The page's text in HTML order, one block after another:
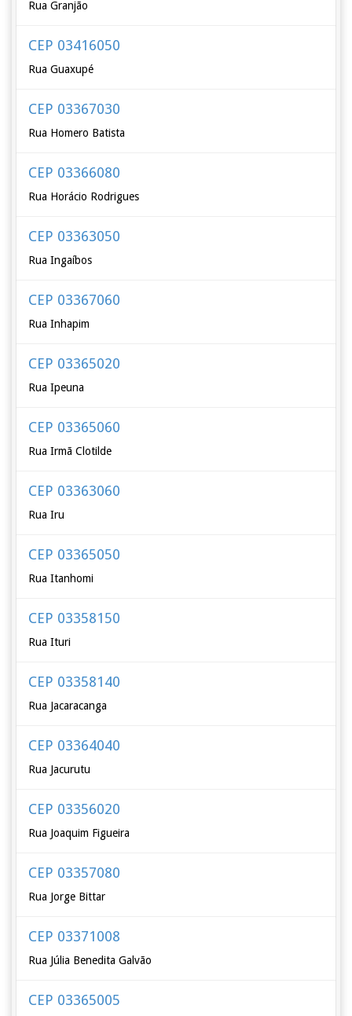
Rua Granjão
CEP 03416050
Rua Guaxupé
CEP 03367030
Rua Homero Batista
CEP 03366080
Rua Horácio Rodrigues
CEP 03363050
Rua Ingaíbos
CEP 03367060
Rua Inhapim
CEP 03365020
Rua Ipeuna
CEP 03365060
Rua Irmã Clotilde
CEP 03363060
Rua Iru
CEP 03365050
Rua Itanhomi
CEP 03358150
Rua Ituri
CEP 03358140
Rua Jacaracanga
CEP 03364040
Rua Jacurutu
CEP 03356020
Rua Joaquim Figueira
CEP 03357080
Rua Jorge Bittar
CEP 03371008
Rua Júlia Benedita Galvão
CEP 03365005